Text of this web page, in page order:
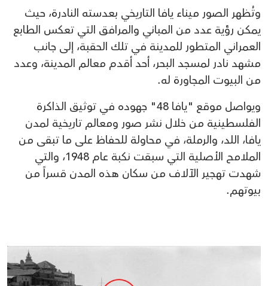
وتُظهر الصور ميناء يافا التاريخي بعدسته النادرة، حيث
يمكن رؤية عدد من المباني والمرافق التي تعكس الطابع
العمراني المتطور للمدينة في تلك الحقبة، إلى جانب
مشهد نادر لمسجد البحر، أحد أقدم معالم المدينة، وعدد
من البيوت المجاورة له.
ويواصل موقع "يافا 48" جهوده في توثيق الذاكرة
الفلسطينية من خلال نشر صور ومعالم تاريخية لمدن
يافا، اللد، والرملة، في محاولة للحفاظ على ما تبقى من
الملامح الأصلية التي سبقت نكبة عام 1948، والتي
شهدت تهجير الآلاف من سكان هذه المدن قسراً من
بيوتهم.